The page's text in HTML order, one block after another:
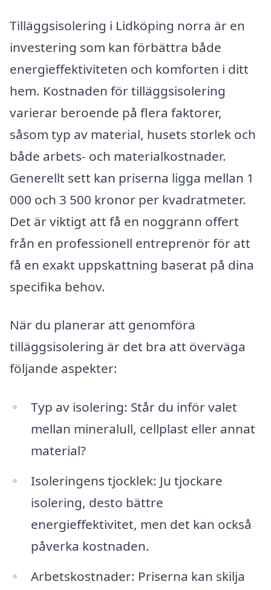
Tilläggsisolering i Lidköping norra är en
investering som kan förbättra både
energieffektiviteten och komforten i ditt
hem. Kostnaden för tilläggsisolering
varierar beroende på flera faktorer,
såsom typ av material, husets storlek och
både arbets- och materialkostnader.
Generellt sett kan priserna ligga mellan 1
000 och 3 500 kronor per kvadratmeter.
Det är viktigt att få en noggrann offert
från en professionell entreprenör för att
få en exakt uppskattning baserat på dina
specifika behov.
När du planerar att genomföra
tilläggsisolering är det bra att överväga
följande aspekter:
Typ av isolering: Står du inför valet
mellan mineralull, cellplast eller annat
material?
Isoleringens tjocklek: Ju tjockare
isolering, desto bättre
energieffektivitet, men det kan också
påverka kostnaden.
Arbetskostnader: Priserna kan skilja